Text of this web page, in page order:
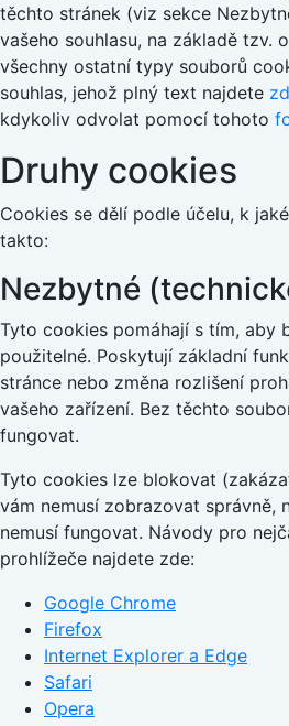
těchto stránek (viz sekce
vašeho souhlasu, na základě tzv.
všechny ostatní typy souborů
souhlas, jehož plný text najdete
kdykoliv odvolat pomocí tohoto
Druhy cookies
Cookies se dělí podle účelu, k
takto:
Nezbytné
Tyto cookies pomáhají s tím, aby
použitelné. Poskytují základní
stránce nebo změna rozlišení
vašeho zařízení. Bez těchto
fungovat.
Tyto cookies lze blokovat
vám nemusí zobrazovat správně,
nemusí fungovat. Návody pro
prohlížeče najdete zde:
Google Chrome
Firefox
Internet Explorer a Edge
Safari
Opera